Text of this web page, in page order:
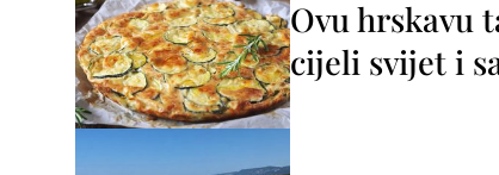
Ovu hrskavu
cijeli svijet i